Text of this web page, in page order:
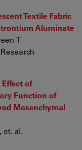
Textile Fabric
Aluminate
T
of
Function of
Mesenchymal
et. al.